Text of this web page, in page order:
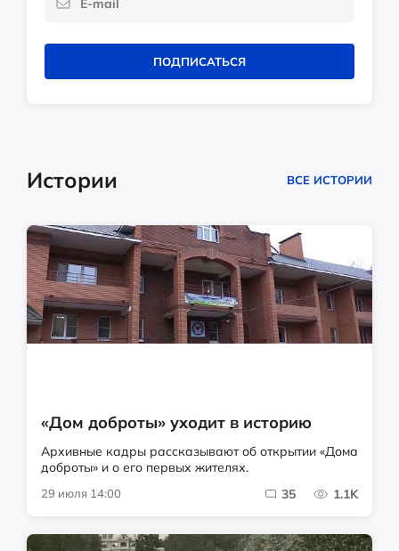
ПОДПИСАТЬСЯ
Истории ВСЕ ИСТОРИИ
«Дом доброты» уходит в историю
Архивные кадры рассказывают об открытии «Дома
доброты» и о его первых жителях.
29 июля 14:00 35 1.1K